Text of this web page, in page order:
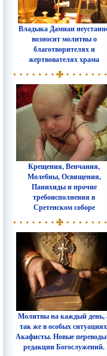
Владыка Дамиан
возносит молитвы о
благотворителях и
жертвователях храма
Крещения, Венчания,
Молебны, Освящения,
Панихиды и прочие
требоисполнения в
Сретенском соборе
Молитвы на каждый день,
так же в особых
Акафисты. Новые
редакции Богослужений.